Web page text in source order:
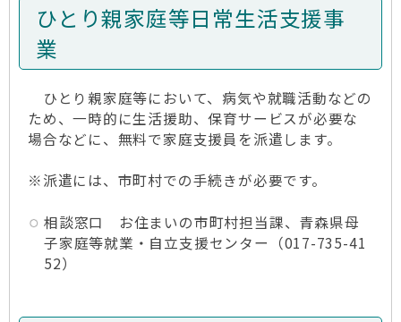
ひとり親家庭等日常生活支援事
業
ひとり親家庭等において、病気や就職活動などの
ため、一時的に生活援助、保育サービスが必要な
場合などに、無料で家庭支援員を派遣します。
※派遣には、市町村での手続きが必要です。
相談窓口 お住まいの市町村担当課、青森県母
子家庭等就業・自立支援センター（017-735-41
52）